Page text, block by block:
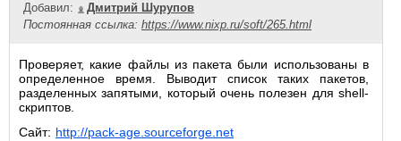
Добавил:
Дмитрий Шурупов
Постоянная ссылка: https://www.nixp.ru/soft/265.html
Проверяет, какие файлы из пакета были использованы в
определенное время. Выводит список таких пакетов,
разделенных запятыми, который очень полезен для shell-
скриптов.
Сайт: http://pack-age.sourceforge.net